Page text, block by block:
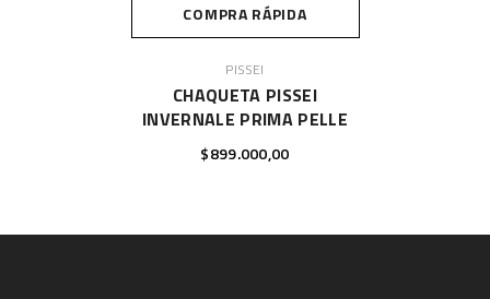
COMPRA RÁPIDA
PISSEI
CHAQUETA PISSEI
INVERNALE PRIMA PELLE
$899.000,00